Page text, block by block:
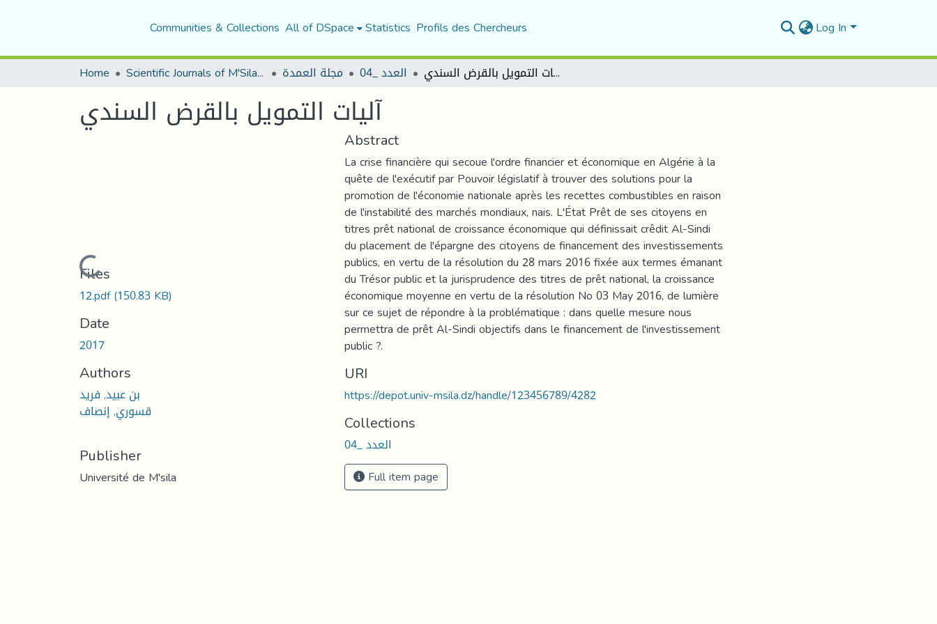
Communities & Collections All of DSpace Statistics Profils des Chercheurs Log In
Home Scientific Journals of M'Sila University مجلة العمدة العدد _04 آليات التمويل بالقرض السندي
آليات التمويل بالقرض السندي
Loading...
Files
12.pdf(150.83 KB)
Date
2017
Authors
بن عبيد, فريد
قسوري, إنصاف
Publisher
Université de M'sila
Abstract
La crise financière qui secoue l'ordre financier et économique en Algérie à la
quête de l'exécutif par Pouvoir législatif à trouver des solutions pour la
promotion de l'économie nationale après les recettes combustibles en raison
de l'instabilité des marchés mondiaux, nais. L'État Prêt de ses citoyens en
titres prêt national de croissance économique qui définissait crêdit Al-Sindi
du placement de l'épargne des citoyens de financement des investissements
publics, en vertu de la résolution du 28 mars 2016 fixée aux termes émanant
du Trésor public et la jurisprudence des titres de prêt national, la croissance
économique moyenne en vertu de la résolution No 03 May 2016, de lumière
sur ce sujet de répondre à la problématique : dans quelle mesure nous
permettra de prêt Al-Sindi objectifs dans le financement de l'investissement
public ?.
URI
https://depot.univ-msila.dz/handle/123456789/4282
Collections
العدد _04
Full item page